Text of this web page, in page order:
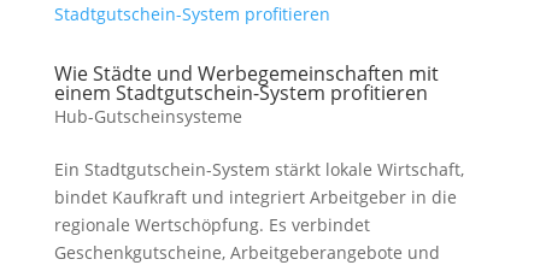
Wie Städte und Werbegemeinschaften mit
einem Stadtgutschein-System profitieren
Hub-Gutscheinsysteme
Ein Stadtgutschein-System stärkt lokale Wirtschaft,
bindet Kaufkraft und integriert Arbeitgeber in die
regionale Wertschöpfung. Es verbindet
Geschenkgutscheine, Arbeitgeberangebote und